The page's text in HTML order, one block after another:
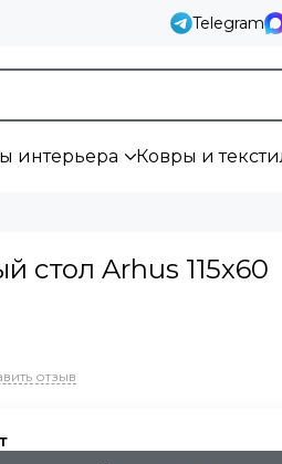
Telegram
интерьера Ковры и
стол Arhus 115х60
отзыв